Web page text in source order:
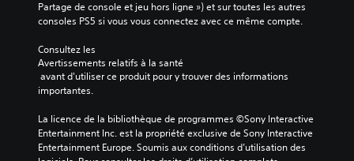
Partage de console et jeu hors ligne ») et sur toutes les autres
consoles PS5 si vous vous connectez avec ce même compte.
Consultez les
Avertissements relatifs à la santé
importantes.
La licence de la bibliothèque de programmes ©Sony Interactive
Entertainment Inc. est la propriété exclusive de Sony Interactive
Entertainment Europe. Soumis aux conditions d’utilisation des